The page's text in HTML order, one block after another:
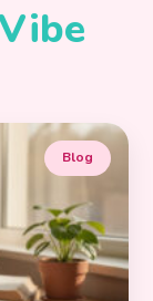
Blog